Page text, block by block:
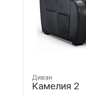
Диван
Камелия 2